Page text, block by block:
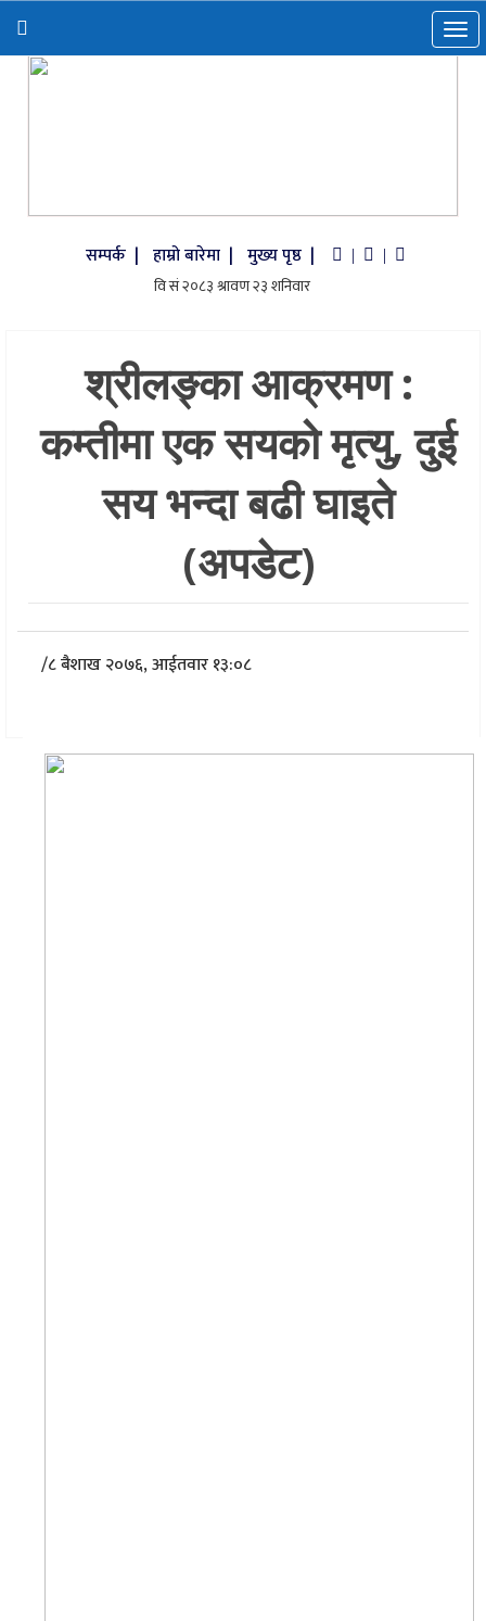
सम्पर्क | हाम्रो बारेमा | मुख्य पृष्ठ | | |
श्रीलङ्का आक्रमण :
कम्तीमा एक सयको मृत्यु, दुई
सय भन्दा बढी घाइते
(अपडेट)
/८ बैशाख २०७६, आईतवार १३:०८